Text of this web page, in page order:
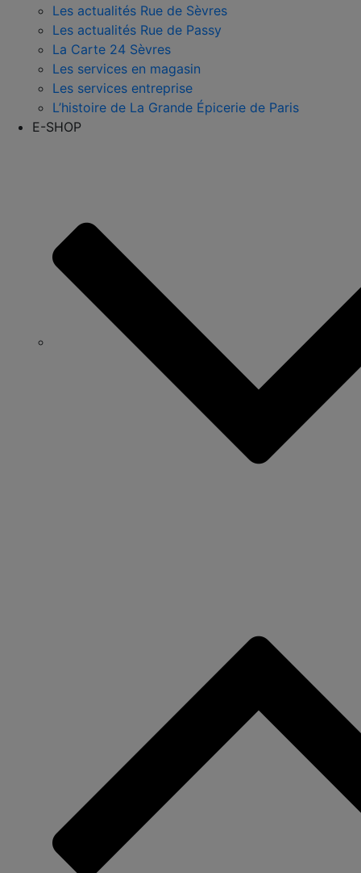
Les actualités Rue de Sèvres
Les actualités Rue de Passy
La Carte 24 Sèvres
Les services en magasin
Les services entreprise
L’histoire de La Grande Épicerie de Paris
E-SHOP